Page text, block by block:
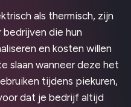
als thermisch, zijn
die hun
en kosten willen
slaan wanneer deze het
tijdens piekuren,
dat je bedrijf altijd